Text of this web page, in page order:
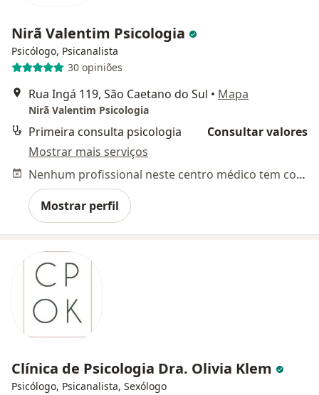
Nirã Valentim Psicologia
Psicólogo, Psicanalista
30 opiniões
Rua Ingá 119, São Caetano do Sul • Mapa
Nirã Valentim Psicologia
Primeira consulta psicologia
Consultar valores
Mostrar mais serviços
Nenhum profissional neste centro médico tem consultas disponíveis
Mostrar perfil
Clínica de Psicologia Dra. Olivia Klem
Psicólogo, Psicanalista, Sexólogo